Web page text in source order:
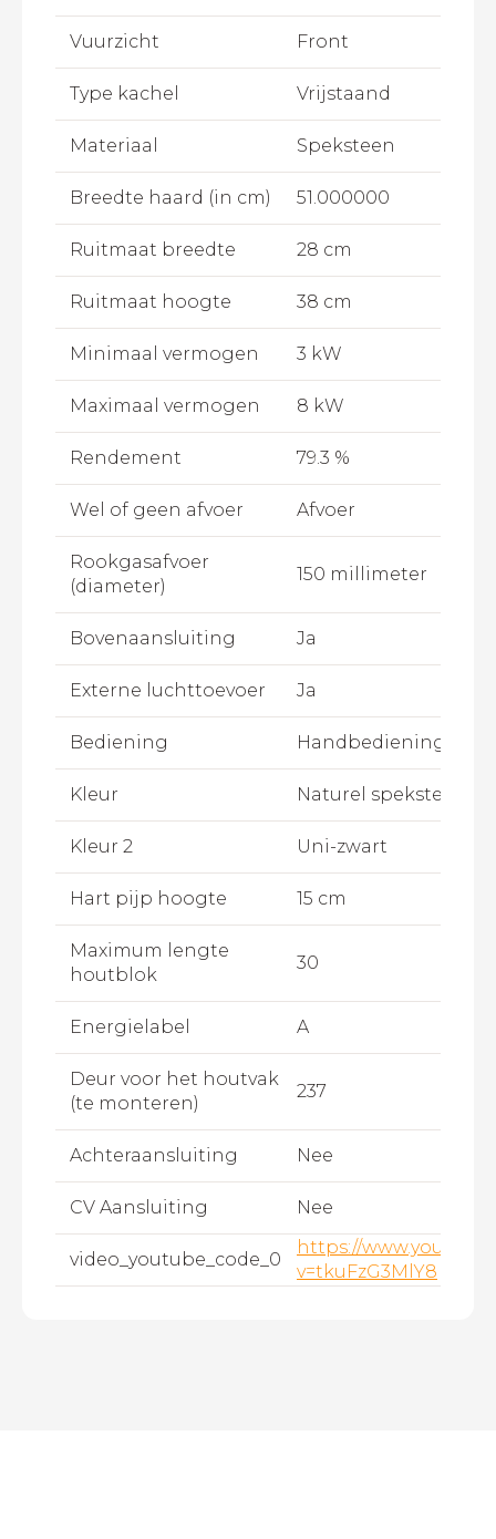
Vuurzicht Front
Type kachel Vrijstaand
Materiaal Speksteen
Breedte haard (in cm) 51.000000
Ruitmaat breedte 28 cm
Ruitmaat hoogte 38 cm
Minimaal vermogen 3 kW
Maximaal vermogen 8 kW
Rendement 79.3 %
Wel of geen afvoer Afvoer
Rookgasafvoer
(diameter)
150 millimeter
Bovenaansluiting Ja
Externe luchttoevoer Ja
Bediening Handbediening
Kleur Naturel speksteen
Kleur 2 Uni-zwart
Hart pijp hoogte 15 cm
Maximum lengte
houtblok
30
Energielabel A
Deur voor het houtvak
(te monteren)
237
Achteraansluiting Nee
CV Aansluiting Nee
video_youtube_code_0
https://
v=tkuFzG3MlY8